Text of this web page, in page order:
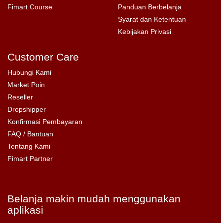
Fimart Course
Panduan Berbelanja
Syarat dan Ketentuan
Kebijakan Privasi
Customer Care
Hubungi Kami
Market Poin
Reseller
Dropshipper
Konfirmasi Pembayaran
FAQ / Bantuan
Tentang Kami
Fimart Partner
Belanja makin mudah menggunakan
aplikasi